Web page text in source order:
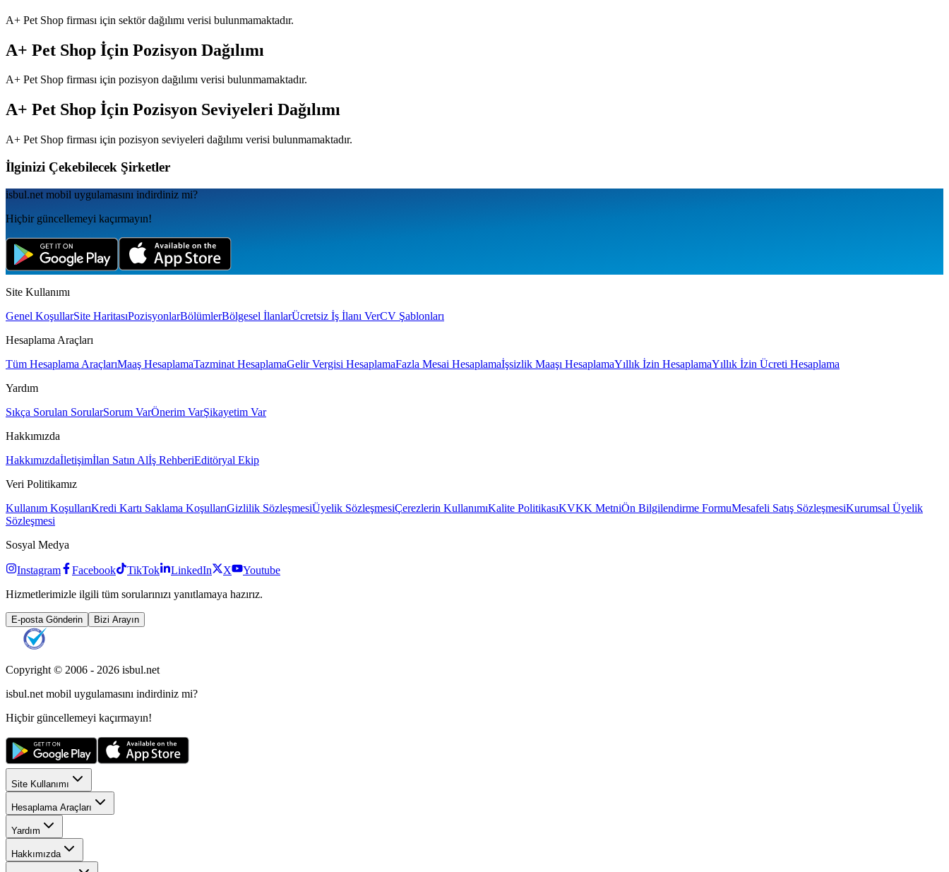
A+ Pet Shop firması için sektör dağılımı verisi bulunmamaktadır.
A+ Pet Shop İçin Pozisyon Dağılımı
A+ Pet Shop firması için pozisyon dağılımı verisi bulunmamaktadır.
A+ Pet Shop İçin Pozisyon Seviyeleri Dağılımı
A+ Pet Shop firması için pozisyon seviyeleri dağılımı verisi bulunmamaktadır.
İlginizi Çekebilecek Şirketler
isbul.net mobil uygulamаsını indirdiniz mi?
Hiçbir güncellemeyi kaçırmayın!
Site Kullanımı
Genel KoşullarSite HaritasıPozisyonlarBölümlerBölgesel İlanlarÜcretsiz İş İlanı VerCV Şablonları
Hesaplama Araçları
Tüm Hesaplama AraçlarıMaaş HesaplamaTazminat HesaplamaGelir Vergisi HesaplamaFazla Mesai Hesaplamaİşsizlik Maaşı HesaplamaYıllık İzin HesaplamaYıllık İzin Ücreti Hesaplama
Yardım
Sıkça Sorulan SorularSorum VarÖnerim VarŞikayetim Var
Hakkımızda
Hakkımızdaİletişimİlan Satın Alİş RehberiEditöryal Ekip
Veri Politikamız
Kullanım KoşullarıKredi Kartı Saklama KoşullarıGizlilik SözleşmesiÜyelik SözleşmesiÇerezlerin KullanımıKalite PolitikasıKVKK MetniÖn Bilgilendirme FormuMesafeli Satış SözleşmesiKurumsal Üyelik
Sözleşmesi
Sosyal Medya
Instagram Facebook TikTok LinkedIn X
Youtube
Hizmetlerimizle ilgili tüm sorularınızı yanıtlamaya hazırız.
E-posta Gönderin Bizi Arayın
Copyright © 2006 - 2026 isbul.net
isbul.net mobil uygulamasını indirdiniz mi?
Hiçbir güncellemeyi kaçırmayın!
Site Kullanımı
Hesaplama Araçları
Yardım
Hakkımızda